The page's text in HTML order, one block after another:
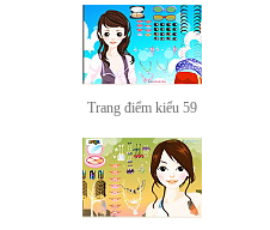
Trang điểm kiểu 59